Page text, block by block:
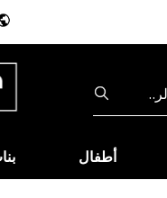
أطفال